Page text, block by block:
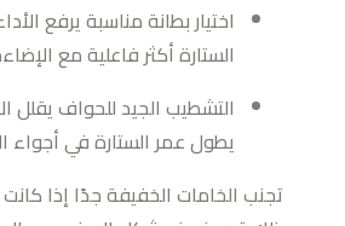
اختيار بطانة مناسبة يرفع
الستارة أكثر فاعلية مع
التشطيب الجيد للحواف يقلل
يطول عمر الستارة في أجواء
تجنب الخامات الخفيفة جدًا إذا كانت